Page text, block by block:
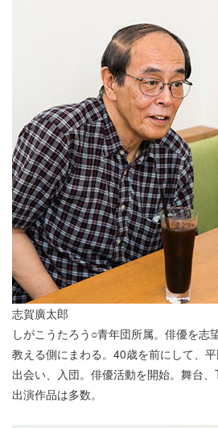
志賀廣太郎
しがこうたろう○青年団所属。俳優を志
教える側にまわる。40歳を前にして、
出会い、入団。俳優活動を開始。舞台
出演作品は多数。